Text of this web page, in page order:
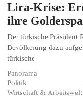
Lira-Krise:
ihre
Der türkische Präsident
Bevölkerung dazu
türkische
Panorama
Politik
Wirtschaft & Arbeitswelt